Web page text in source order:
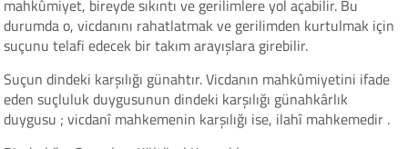
mahkûmiyet, bireyde sıkıntı ve gerilimlere yol açabilir. Bu
durumda o, vicdanını rahatlatmak ve gerilimden kurtulmak için
suçunu telafi edecek bir takım arayışlara girebilir.
Suçun dindeki karşılığı günahtır. Vicdanın mahkûmiyetini ifade
eden suçluluk duygusunun dindeki karşılığı günahkârlık
duygusu ; vicdanî mahkemenin karşılığı ise, ilahî mahkemedir .